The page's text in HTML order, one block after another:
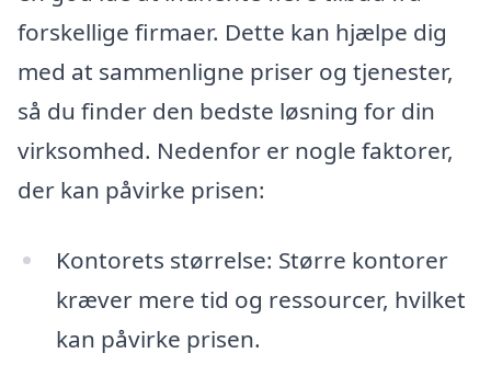
forskellige firmaer. Dette kan hjælpe dig
med at sammenligne priser og tjenester,
så du finder den bedste løsning for din
virksomhed. Nedenfor er nogle faktorer,
der kan påvirke prisen:
Kontorets størrelse: Større kontorer
kræver mere tid og ressourcer, hvilket
kan påvirke prisen.